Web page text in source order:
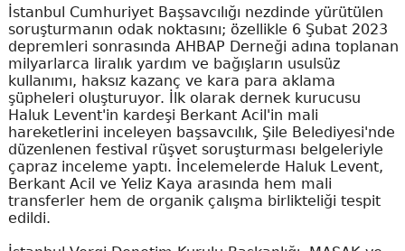
İstanbul Cumhuriyet Başsavcılığı nezdinde yürütülen
soruşturmanın odak noktasını; özellikle 6 Şubat 2023
depremleri sonrasında AHBAP Derneği adına toplanan
milyarlarca liralık yardım ve bağışların usulsüz
kullanımı, haksız kazanç ve kara para aklama
şüpheleri oluşturuyor. İlk olarak dernek kurucusu
Haluk Levent'in kardeşi Berkant Acil'in mali
hareketlerini inceleyen başsavcılık, Şile Belediyesi'nde
düzenlenen festival rüşvet soruşturması belgeleriyle
çapraz inceleme yaptı. İncelemelerde Haluk Levent,
Berkant Acil ve Yeliz Kaya arasında hem mali
transferler hem de organik çalışma birlikteliği tespit
edildi.